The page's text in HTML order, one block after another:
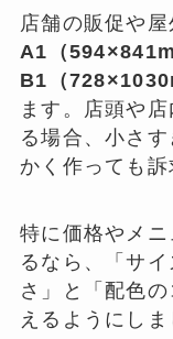
店舗の販促や屋
A1（
B1（
ます。店頭や
る場合、小さ
かく作っても訴
特に価格やメ
るなら、「サ
さ」と「配色
えるようにしま